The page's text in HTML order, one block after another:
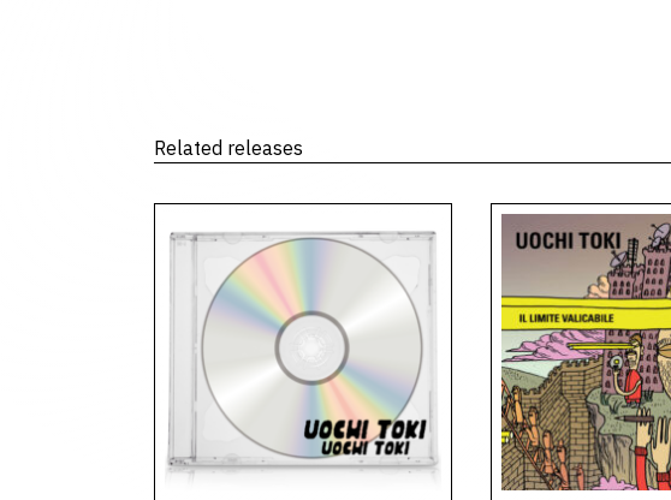
Related releases